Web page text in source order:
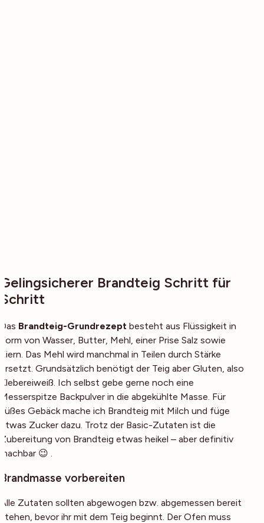
Gelingsicherer Brandteig Schritt für
Schritt
Das Brandteig-Grundrezept besteht aus Flüssigkeit in
Form von Wasser, Butter, Mehl, einer Prise Salz sowie
Eiern. Das Mehl wird manchmal in Teilen durch Stärke
ersetzt. Grundsätzlich benötigt der Teig aber Gluten, also
Klebereiweiß. Ich selbst gebe gerne noch eine
Messerspitze Backpulver in die abgekühlte Masse. Für
süßes Gebäck mache ich Brandteig mit Milch und füge
etwas Zucker dazu. Trotz der Basic-Zutaten ist die
Zubereitung von Brandteig etwas heikel – aber definitiv
machbar 😉 .
Brandmasse vorbereiten
Alle Zutaten sollten abgewogen bzw. abgemessen bereit
stehen, bevor ihr mit dem Teig beginnt. Der Ofen muss